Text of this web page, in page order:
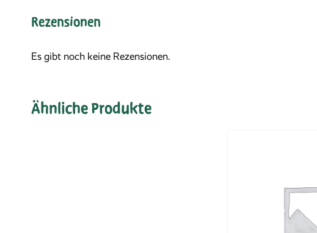
Rezensionen
Es gibt noch keine Rezensionen.
Ähnliche Produkte